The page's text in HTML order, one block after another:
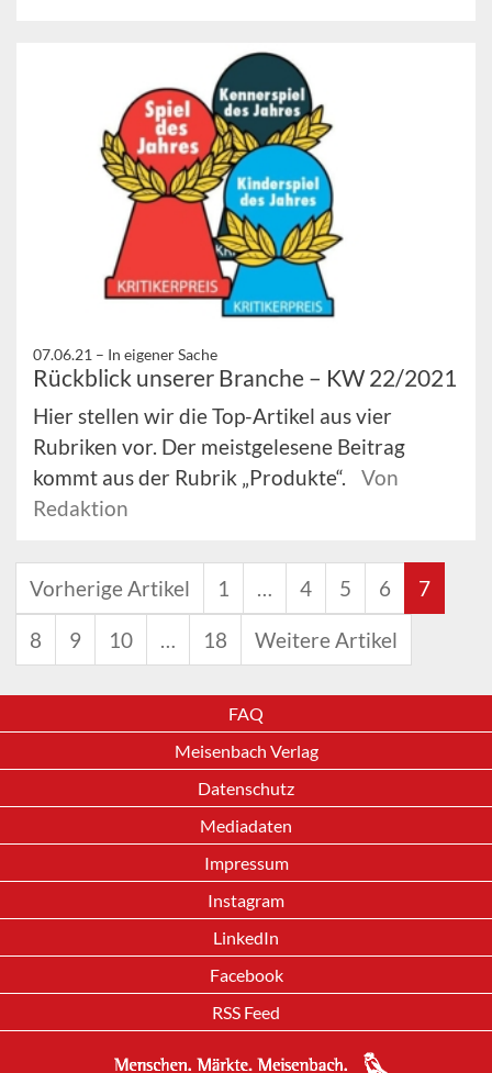
07.06.21 – In eigener Sache
Rückblick unserer Branche – KW 22/2021
Hier stellen wir die Top-Artikel aus vier
Rubriken vor. Der meistgelesene Beitrag
kommt aus der Rubrik „Produkte“.
Von
Redaktion
Vorherige Artikel 1 … 4 5 6 7
8 9 10 … 18 Weitere Artikel
FAQ
Meisenbach Verlag
Datenschutz
Mediadaten
Impressum
Instagram
LinkedIn
Facebook
RSS Feed